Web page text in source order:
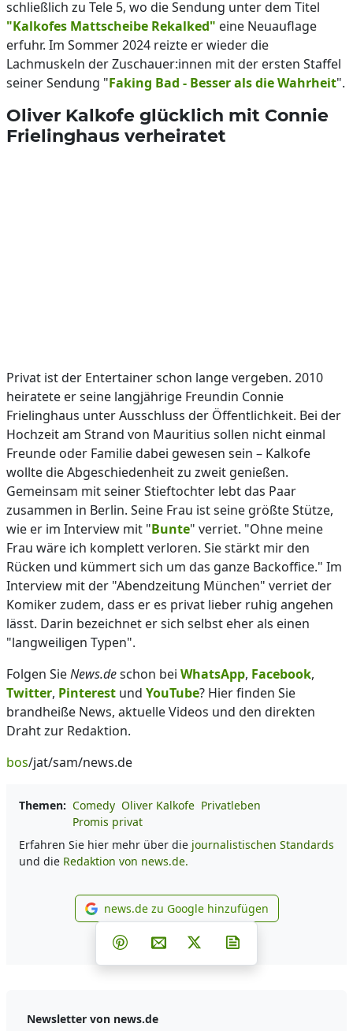
schließlich zu Tele 5, wo die Sendung unter dem Titel
"Kalkofes Mattscheibe Rekalked" eine Neuauflage
erfuhr. Im Sommer 2024 reizte er wieder die
Lachmuskeln der Zuschauer:innen mit der ersten Staffel
seiner Sendung "Faking Bad - Besser als die Wahrheit".
Oliver Kalkofe glücklich mit Connie
Frielinghaus verheiratet
Privat ist der Entertainer schon lange vergeben. 2010
heiratete er seine langjährige Freundin Connie
Frielinghaus unter Ausschluss der Öffentlichkeit. Bei der
Hochzeit am Strand von Mauritius sollen nicht einmal
Freunde oder Familie dabei gewesen sein – Kalkofe
wollte die Abgeschiedenheit zu zweit genießen.
Gemeinsam mit seiner Stieftochter lebt das Paar
zusammen in Berlin. Seine Frau ist seine größte Stütze,
wie er im Interview mit "Bunte" verriet. "Ohne meine
Frau wäre ich komplett verloren. Sie stärkt mir den
Rücken und kümmert sich um das ganze Backoffice." Im
Interview mit der "Abendzeitung München" verriet der
Komiker zudem, dass er es privat lieber ruhig angehen
lässt. Darin bezeichnet er sich selbst eher als einen
"langweiligen Typen".
Folgen SieNews.deschon bei WhatsApp, Facebook,
Twitter, Pinterest und YouTube? Hier finden Sie
brandheiße News, aktuelle Videos und den direkten
Draht zur Redaktion.
bos/jat/sam/news.de
Themen: Comedy Oliver Kalkofe Privatleben
Promis privat
Erfahren Sie hier mehr über die journalistischen Standards
und die Redaktion von news.de.
news.de zu Google
news.de zu Google hinzufügen
Teilen auf Facebook
Teilen auf Whatsapp
Teilen auf Telegram
Teilen auf Pinterest
Per E-Mail teilen
Post auf X
Newsletter von news.de